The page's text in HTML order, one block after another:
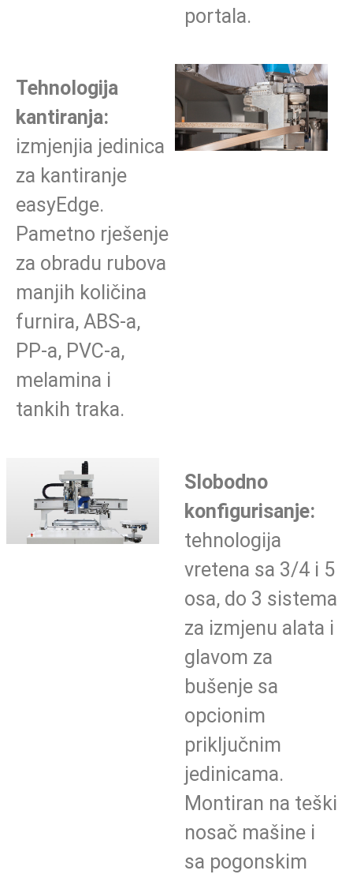
portala.
Tehnologija
kantiranja:
izmjenjia jedinica
za kantiranje
easyEdge.
Pametno rješenje
za obradu rubova
manjih količina
furnira, ABS-a,
PP-a, PVC-a,
melamina i
tankih traka.
Slobodno
konfigurisanje:
tehnologija
vretena sa 3/4 i 5
osa, do 3 sistema
za izmjenu alata i
glavom za
bušenje sa
opcionim
priključnim
jedinicama.
Montiran na teški
nosač mašine i
sa pogonskim